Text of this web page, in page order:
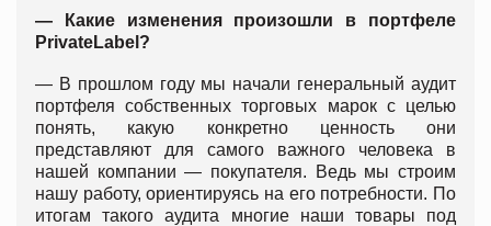
— Какие изменения произошли в портфеле
PrivateLabel?
— В прошлом году мы начали генеральный аудит
портфеля собственных торговых марок с целью
понять, какую конкретно ценность они
представляют для самого важного человека в
нашей компании — покупателя. Ведь мы строим
нашу работу, ориентируясь на его потребности. По
итогам такого аудита многие наши товары под